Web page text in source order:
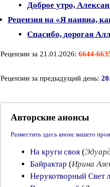
Доброе утро,
Рецензия на «Я наивна,
Спасибо, дорогая
Рецензии за 21.01.2026: 6644-
Рецензии за предыдущий день:
Авторские анонсы
Разместить здесь анонс вашего
На круги своя (
Байрактар (Ирина
Нерукотворный Свет